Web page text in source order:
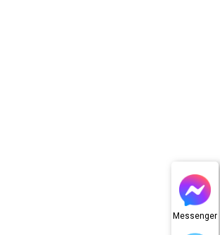
Messenger